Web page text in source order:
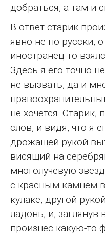
добраться, а там и
В ответ старик
явно не по-русски,
иностранец-то
Здесь я его точно
не вызвать, да и
не хочется. Старик,
слов, и видя, что я
дрожащей рукой
висящий на
многолучевую
с красным камнем
кулаке, другой
ладонь, и, заглянув
произнес какую-то